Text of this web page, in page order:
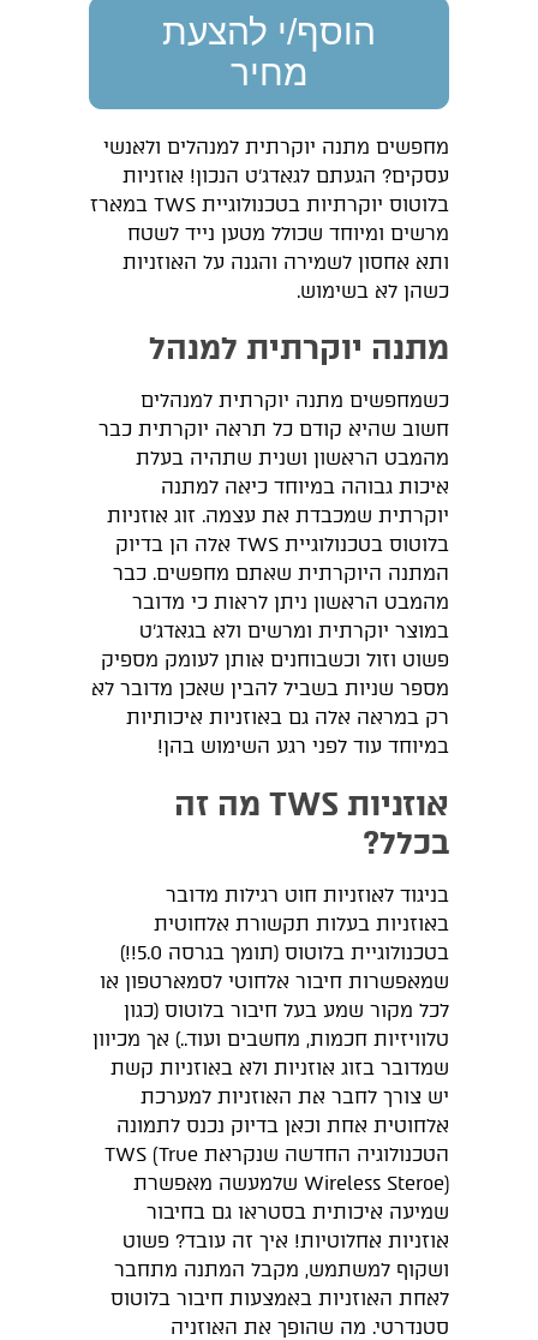
הוסף/י להצעת
מחיר
מחפשים מתנה יוקרתית למנהלים ולאנשי
עסקים? הגעתם לגאדג'ט הנכון! אוזניות
בלוטוס יוקרתיות בטכנולוגיית TWS במארז
מרשים ומיוחד שכולל מטען נייד לשטח
ותא אחסון לשמירה והגנה על האוזניות
כשהן לא בשימוש.
מתנה יוקרתית למנהל
כשמחפשים מתנה יוקרתית למנהלים
חשוב שהיא קודם כל תראה יוקרתית כבר
מהמבט הראשון ושנית שתהיה בעלת
איכות גבוהה במיוחד כיאה למתנה
יוקרתית שמכבדת את עצמה. זוג אוזניות
בלוטוס בטכנולוגיית TWS אלה הן בדיוק
המתנה היוקרתית שאתם מחפשים. כבר
מהמבט הראשון ניתן לראות כי מדובר
במוצר יוקרתית ומרשים ולא בגאדג'ט
פשוט וזול וכשבוחנים אותן לעומק מספיק
מספר שניות בשביל להבין שאכן מדובר לא
רק במראה אלה גם באוזניות איכותיות
במיוחד עוד לפני רגע השימוש בהן!
אוזניות TWS מה זה
בכלל?
בניגוד לאוזניות חוט רגילות מדובר
באוזניות בעלות תקשורת אלחוטית
בטכנולוגיית בלוטוס (תומך בגרסה 5.0!!)
שמאפשרות חיבור אלחוטי לסמארטפון או
לכל מקור שמע בעל חיבור בלוטוס (כגון
טלוויזיות חכמות, מחשבים ועוד..) אך מכיוון
שמדובר בזוג אוזניות ולא באוזניות קשת
יש צורך לחבר את האוזניות למערכת
אלחוטית אחת וכאן בדיוק נכנס לתמונה
הטכנולוגיה החדשה שנקראת TWS (True
Wireless Steroe) שלמעשה מאפשרת
שמיעה איכותית בסטראו גם בחיבור
אוזניות אחלוטיות! איך זה עובד? פשוט
ושקוף למשתמש, מקבל המתנה מתחבר
לאחת האוזניות באמצעות חיבור בלוטוס
סטנדרטי. מה שהופך את האוזניה